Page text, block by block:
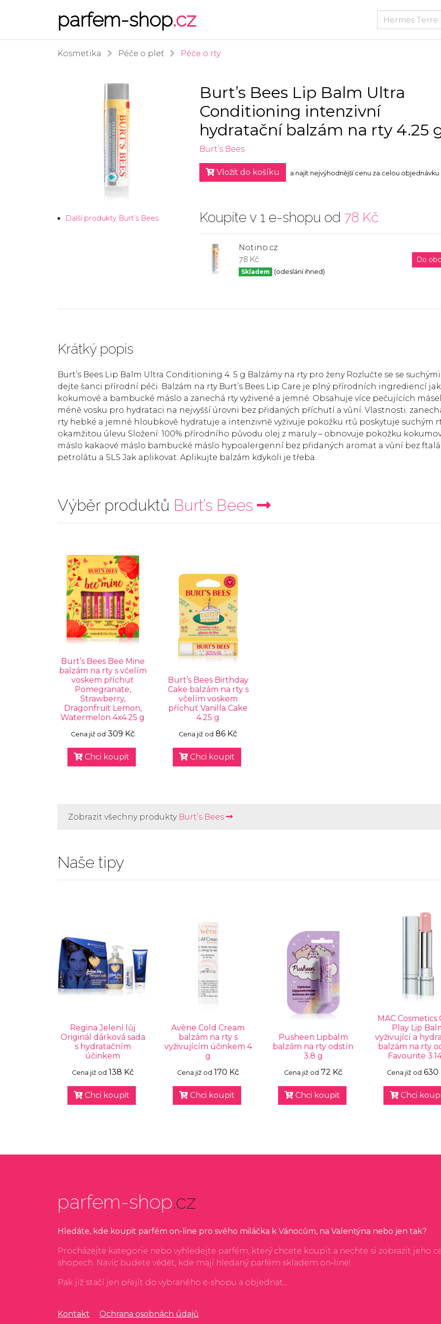
parfem-shop.cz
Kosmetika Péče o pleť Péče o rty
Další produkty Burt’s Bees
Burt’s Bees Lip Balm Ultra
Conditioning intenzivní
hydratační balzám na rty 4.25
Burt’s Bees
Vložit do košíku a najít nejvýhodnější cenu za celou objednávku
Koupíte v 1 e-shopu od 78 Kč
Notino.cz
78 Kč
Skladem (odeslání ihned)
Do
Krátký popis
Burt’s Bees Lip Balm Ultra Conditioning 4. 5 g Balzámy na rty pro ženy Rozlučte se se
dejte šanci přírodní péči. Balzám na rty Burt’s Bees Lip Care je plný přírodních ingrediencí
kokumové a bambucké máslo a zanechá rty vyživené a jemné. Obsahuje více pečujících
méně vosku pro hydrataci na nejvyšší úrovni bez přidaných příchutí a vůní. Vlastnosti:
rty hebké a jemné hloubkově hydratuje a intenzivně vyživuje pokožku rtů poskytuje suchým
okamžitou úlevu Složení: 100% přírodního původu olej z maruly – obnovuje pokožku
máslo kakaové máslo bambucké máslo hypoalergenní bez přidaných aromat a vůní bez
petrolátu a SLS Jak aplikovat: Aplikujte balzám kdykoli je třeba.
Výběr produktů Burt’s Bees
Burt’s Bees Bee Mine
balzám na rty s včelím
voskem příchuť
Pomegranate,
Strawberry,
Dragonfruit Lemon,
Watermelon 4x4.25 g
Cena již od 309 Kč
Chci koupit
Burt’s Bees Birthday
Cake balzám na rty s
včelím voskem
příchuť Vanilla Cake
4.25 g
Cena již od 86 Kč
Chci koupit
Zobrazit všechny produkty Burt’s Bees
Naše tipy
Regina Jelení lůj
Originál dárková sada
s hydratačním
účinkem
Cena již od 138 Kč
Chci koupit
Avène Cold Cream
balzám na rty s
vyživujícím účinkem 4
g
Cena již od 170 Kč
Chci koupit
Pusheen Lipbalm
balzám na rty odstín
3.8 g
Cena již od 72 Kč
Chci koupit
MAC Cosmetics
Play Lip
vyživující a
balzám na rty
Favourite
Cena již od 630
Chci
parfem-shop.cz
Hledáte, kde koupit parfém on-line pro svého miláčka k Vánocům, na Valentýna nebo jen tak?
Procházejte kategorie nebo vyhledejte parfém, který chcete koupit a nechte si zobrazit jeho
shopech. Navíc budete vědět, kde mají hledaný parfém skladem on-line!
Pak již stačí jen přejít do vybraného e-shopu a objednat...
Kontakt Ochrana osobnách údajů